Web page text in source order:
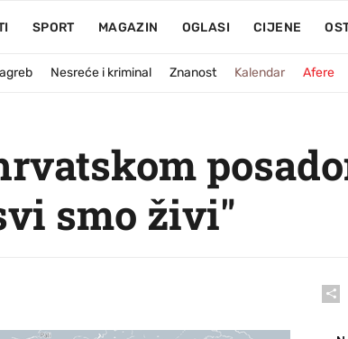
SPORT MAGAZIN OGLASI CIJENE
Nesreće i kriminal Znanost Kalendar Afere
smo živi"